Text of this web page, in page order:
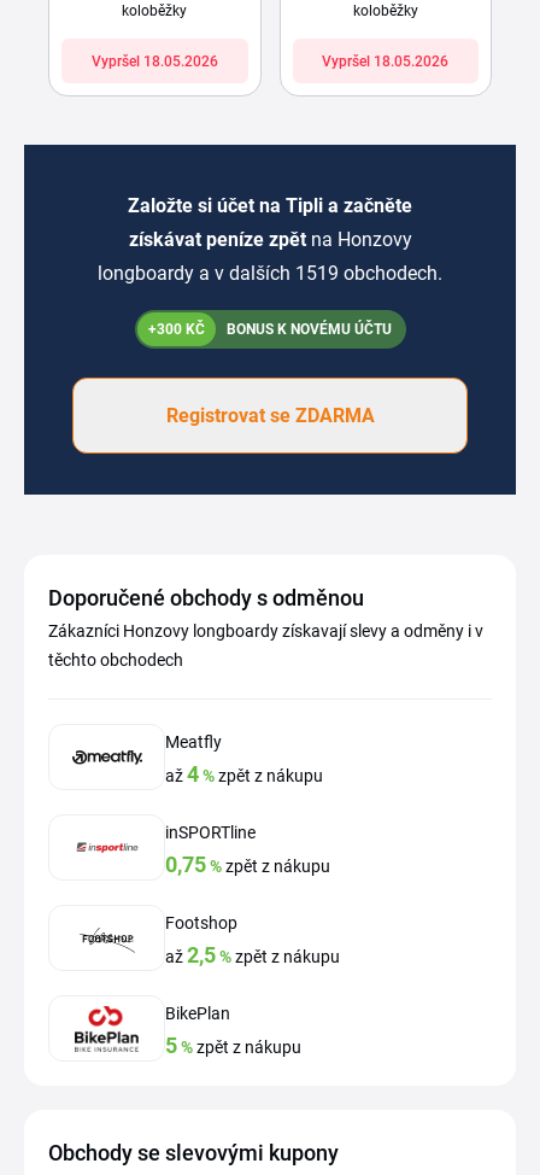
koloběžky
Vypršel 18.05.2026
koloběžky
Vypršel 18.05.2026
Založte si účet na Tipli a začněte
získávat peníze zpět na Honzovy
longboardy a v dalších 1519 obchodech.
+300 KČ BONUS K NOVÉMU ÚČTU
Registrovat se ZDARMA
Doporučené obchody s odměnou
Zákazníci Honzovy longboardy získavají slevy a odměny i v
těchto obchodech
Meatfly
až4%zpět z nákupu
inSPORTline
0,75%zpět z nákupu
Footshop
až2,5%zpět z nákupu
BikePlan
5%zpět z nákupu
Obchody se slevovými kupony